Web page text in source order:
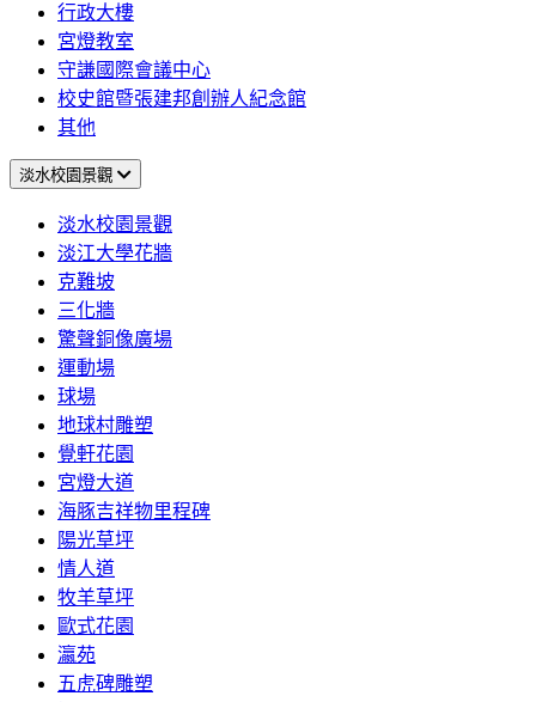
行政大樓
宮燈教室
守謙國際會議中心
校史館暨張建邦創辦人紀念館
其他
淡水校園景觀
淡水校園景觀
淡江大學花牆
克難坡
三化牆
驚聲銅像廣場
運動場
球場
地球村雕塑
覺軒花園
宮燈大道
海豚吉祥物里程碑
陽光草坪
情人道
牧羊草坪
歐式花園
瀛苑
五虎碑雕塑